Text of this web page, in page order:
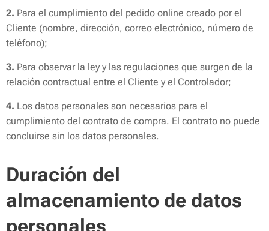
2. Para el cumplimiento del pedido online creado por el
Cliente (nombre, dirección, correo electrónico, número de
teléfono);
3. Para observar la ley y las regulaciones que surgen de la
relación contractual entre el Cliente y el Controlador;
4. Los datos personales son necesarios para el
cumplimiento del contrato de compra. El contrato no puede
concluirse sin los datos personales.
Duración del
almacenamiento de datos
personales